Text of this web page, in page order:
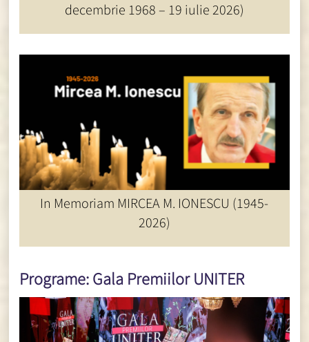
decembrie 1968 – 19 iulie 2026)
ȘTIRI UNITER
In Memoriam MIRCEA M. IONESCU (1945-
2026)
Programe: Gala Premiilor UNITER